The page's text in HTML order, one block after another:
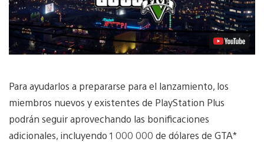
Para ayudarlos a prepararse para el lanzamiento, los
miembros nuevos y existentes de PlayStation Plus
podrán seguir aprovechando las bonificaciones
adicionales, incluyendo 1 000 000 de dólares de GTA*